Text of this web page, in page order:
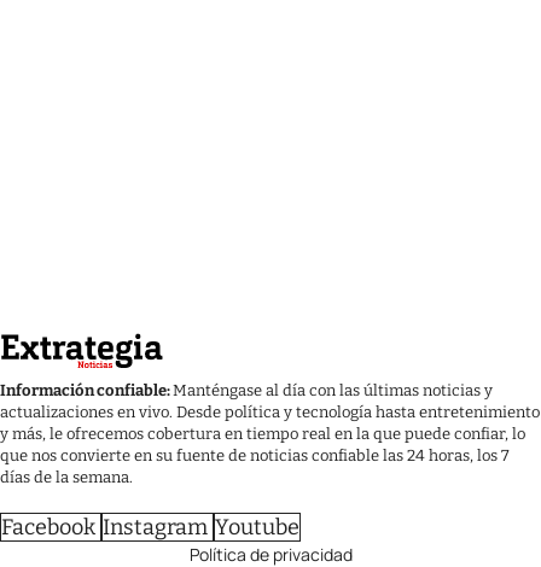
Información confiable:Manténgase al día con las últimas noticias y
actualizaciones en vivo. Desde política y tecnología hasta entretenimiento
y más, le ofrecemos cobertura en tiempo real en la que puede confiar, lo
que nos convierte en su fuente de noticias confiable las 24 horas, los 7
días de la semana.
Facebook Instagram Youtube
Política de privacidad